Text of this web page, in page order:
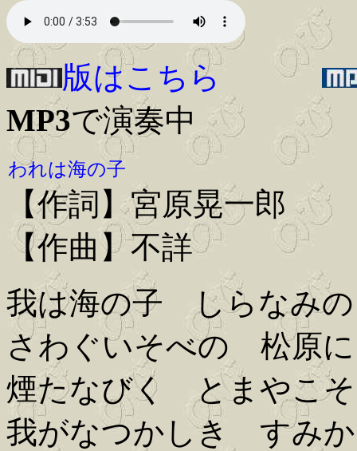
版はこちら
MP3で演奏中
われは海の子
【作詞】宮原晃一郎
【作曲】不詳
我は海の子 しらなみの
さわぐいそべの 松原に
煙たなびく とまやこそ
我がなつかしき すみ